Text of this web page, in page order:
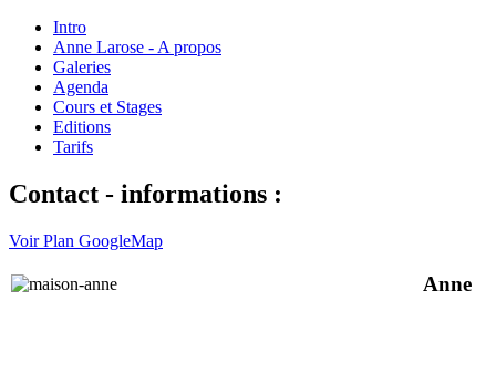
Intro
Anne Larose - A propos
Galeries
Agenda
Cours et Stages
Editions
Tarifs
Contact - informations :
Voir Plan GoogleMap
Anne